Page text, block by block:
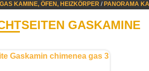
GAS KAMINE, ÖFEN, HEIZKÖRPER / PANORAMA
GASKAMINE